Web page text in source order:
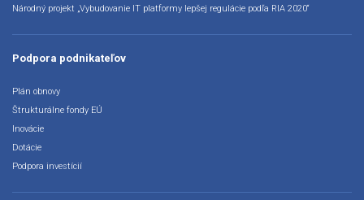
Národný projekt „Vybudovanie IT platformy lepšej regulácie podľa RIA 2020“
Podpora podnikateľov
Plán obnovy
Štrukturálne fondy EÚ
Inovácie
Dotácie
Podpora investícií